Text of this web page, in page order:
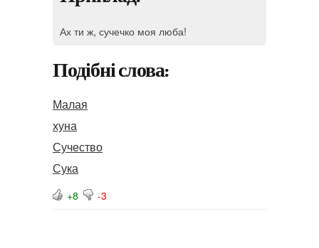
Ах ти ж, сучечко моя люба!
Подібні слова:
Малая
хуна
Сучество
Сука
+8 -3